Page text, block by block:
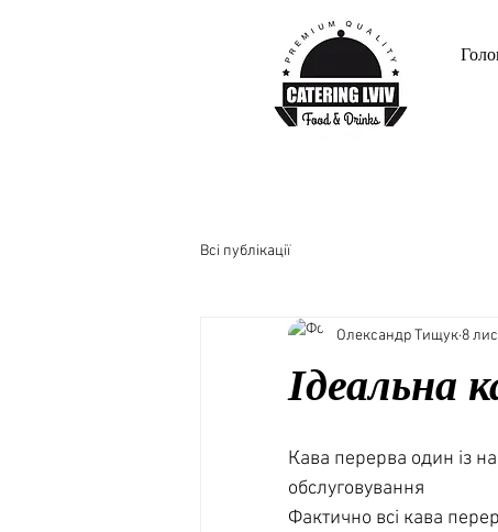
Всі публікації
Ідеальна
Олександр Тищук 8
Кава перерва один із
обслуговування
Фактично всі кава